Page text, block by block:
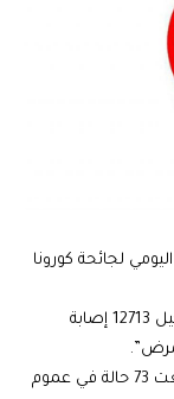
لجائحة كورونا
وقالت الوزارة، في بيان تلقته الرشيد، أنه “تم تسجيل 12713 إصابة
وأضافت، أن “حالات الوفاة الجديدة بالفيروس بلغت 73 حالة في عموم